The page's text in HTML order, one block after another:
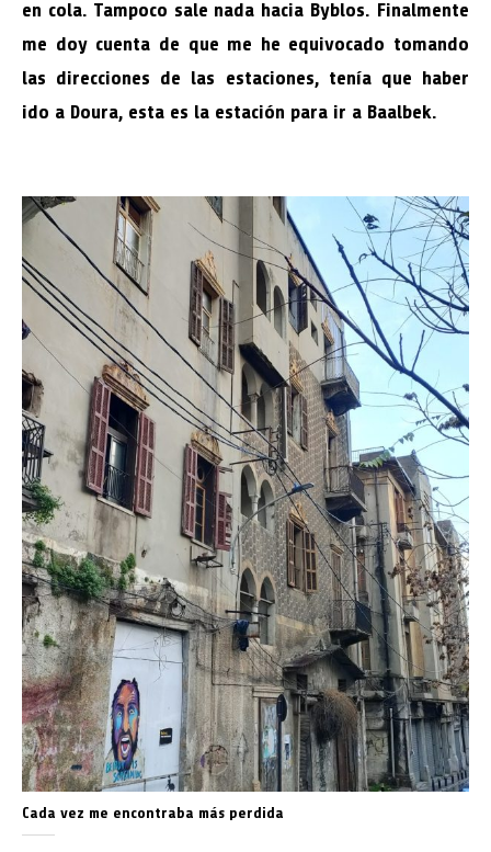
en cola. Tampoco sale nada hacia Byblos. Finalmente
me doy cuenta de que me he equivocado tomando
las direcciones de las estaciones, tenía que haber
ido a Doura, esta es la estación para ir a Baalbek.
Cada vez me encontraba más perdida